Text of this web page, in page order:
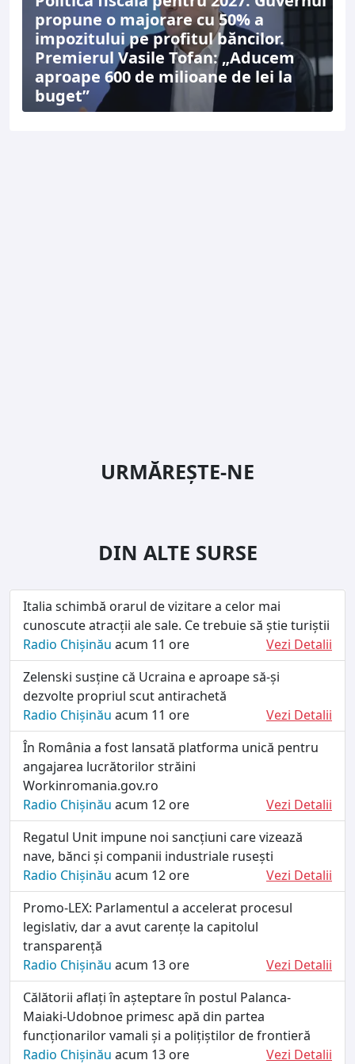
propune o majorare cu 50% a
impozitului pe profitul băncilor.
Premierul Vasile Tofan: „Aducem
aproape 600 de milioane de lei la
buget”
URMĂREȘTE-NE
DIN ALTE SURSE
Italia schimbă orarul de vizitare a celor mai
cunoscute atracții ale sale. Ce trebuie să știe turiștii
Radio Chișinău acum 11 ore
Vezi Detalii
Zelenski susține că Ucraina e aproape să-și
dezvolte propriul scut antirachetă
Radio Chișinău acum 11 ore
Vezi Detalii
În România a fost lansată platforma unică pentru
angajarea lucrătorilor străini
Workinromania.gov.ro
Radio Chișinău acum 12 ore
Vezi Detalii
Regatul Unit impune noi sancțiuni care vizează
nave, bănci și companii industriale rusești
Radio Chișinău acum 12 ore
Vezi Detalii
Promo-LEX: Parlamentul a accelerat procesul
legislativ, dar a avut carențe la capitolul
transparență
Radio Chișinău acum 13 ore
Vezi Detalii
Călătorii aflați în așteptare în postul Palanca-
Maiaki-Udobnoe primesc apă din partea
funcționarilor vamali și a polițiștilor de frontieră
Radio Chișinău acum 13 ore
Vezi Detalii